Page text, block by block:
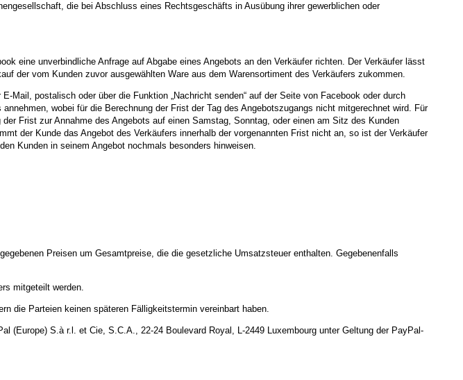
die bei Abschluss eines Rechtsgeschäfts in Ausübung ihrer gewerblichen oder
eine unverbindliche Anfrage auf Abgabe eines Angebots an den Verkäufer richten. Der Verkäufer lässt
der vom Kunden zuvor ausgewählten Ware aus dem Warensortiment des Verkäufers zukommen.
Mail, postalisch oder über die Funktion „Nachricht senden“ auf der Seite von Facebook oder durch
wobei für die Berechnung der Frist der Tag des Angebotszugangs nicht mitgerechnet wird. Für
Frist zur Annahme des Angebots auf einen Samstag, Sonntag, oder einen am Sitz des Kunden
der Kunde das Angebot des Verkäufers innerhalb der vorgenannten Frist nicht an, so ist der Verkäufer
Kunden in seinem Angebot nochmals besonders hinweisen.
Preisen um Gesamtpreise, die die gesetzliche Umsatzsteuer enthalten. Gegebenenfalls
mitgeteilt werden.
die Parteien keinen späteren Fälligkeitstermin vereinbart haben.
S.à r.l. et Cie, S.C.A., 22-24 Boulevard Royal, L-2449 Luxembourg unter Geltung der PayPal-